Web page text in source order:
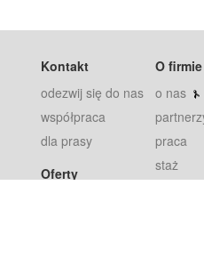
Kontakt
odezwij się do nas
współpraca
dla prasy
Oferty
O firmie
o nas
praca
staż